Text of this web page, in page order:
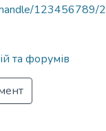
handle/123456789/
та форумів